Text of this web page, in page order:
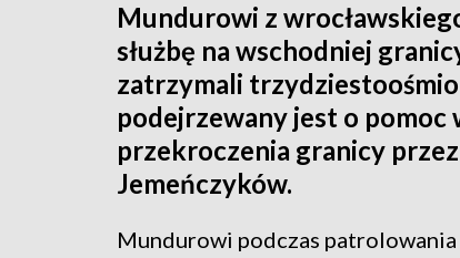
Mundurowi z
służbę na wschodniej
zatrzymali
podejrzewany jest o
przekroczenia granicy
Jemeńczyków.
Mundurowi podczas